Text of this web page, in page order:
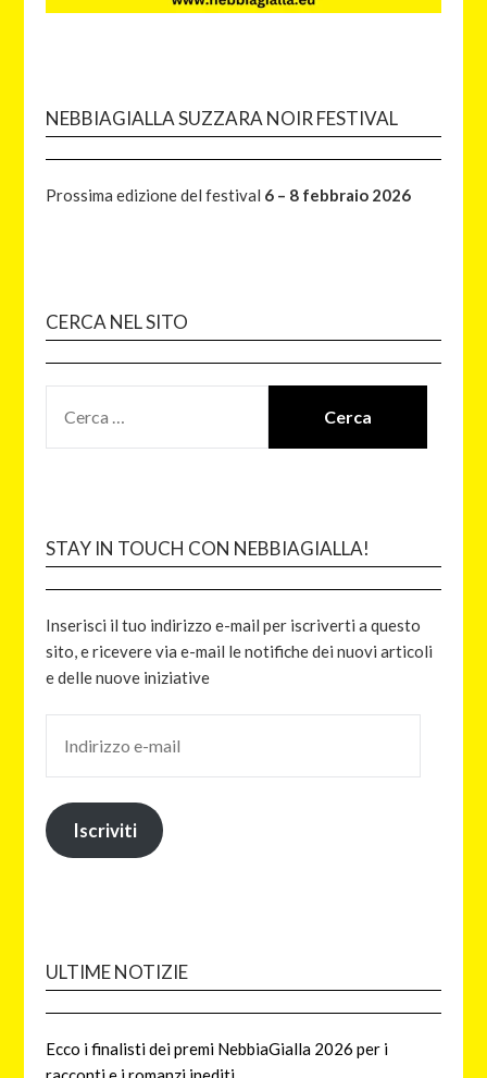
NEBBIAGIALLA SUZZARA NOIR FESTIVAL
Prossima edizione del festival 6 – 8 febbraio 2026
CERCA NEL SITO
STAY IN TOUCH CON NEBBIAGIALLA!
Inserisci il tuo indirizzo e-mail per iscriverti a questo
sito, e ricevere via e-mail le notifiche dei nuovi articoli
e delle nuove iniziative
Iscriviti
ULTIME NOTIZIE
Ecco i finalisti dei premi NebbiaGialla 2026 per i